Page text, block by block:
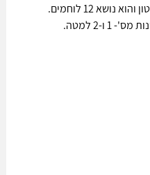
כנגמ"ש משוריין וכבד משקלו כ-60 טון והוא נושא 12 לוחמים.